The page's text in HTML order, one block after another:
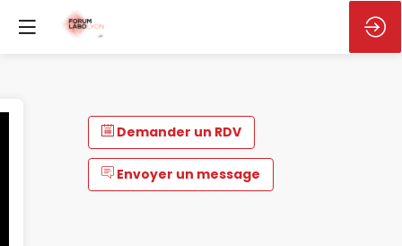
Demander un RDV
Envoyer un message